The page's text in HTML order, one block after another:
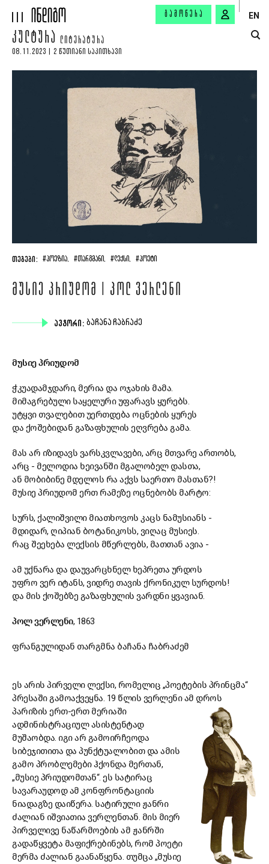
ᲒᲐᲛᲝᲬᲔᲠᲐ EN
ᲙᲣᲚᲢᲣᲠᲐ ᲚᲘᲢᲔᲠᲐᲢᲣᲠᲐ
08.11.2023 | 2 ᲬᲣᲗᲘᲐᲜᲘ ᲡᲐᲙᲘᲗᲮᲐᲕᲘ
ᲗᲔᲒᲔᲑᲘ: #ᲞᲝᲔᲖᲘᲐ, #ᲗᲐᲠᲒᲛᲐᲜᲘ, #ᲚᲔᲥᲡᲘ, #ᲞᲝᲔᲢᲘ
ᲛᲣᲡᲘᲔ ᲞᲠᲘᲣᲓᲝᲛ | ᲞᲝᲚ ᲕᲔᲠᲚᲔᲜᲘ
ᲐᲕᲢᲝᲠᲘ: ᲑᲐᲩᲐᲜᲐ ᲩᲐᲑᲠᲐᲫᲔ
მუსიე პრიუდომ
ჭკუადამჯდარი, მერია და ოჯახის მამა.
მიმაგრებული საყელური უფარავს ყურებს.
უტყვი თვალებით უერთდება ოცნების ყურეს
და ქოშებიდან გაზაფხულის ეღვრება გამა.
მას არ იზიდავს ვარსკვლავები, არც მთვარე ართობს,
არც - მელოდია ხეივანში მგალობელ დასთა,
ან მობიბინე მდელოს რა აქვს საერთო მასთან?!
მუსიე პრიუდომ ერთ რამეზე ოცნებობს მარტო:
სურს, ქალიშვილი მიათხოვოს კაცს ნამუსიანს -
მდიდარ, ღიპიან ბოტანიკოსს, ვიღაც მუსიეს.
რაც შეეხება ლექსის მწერლებს, მათთან ავია -
ამ უქნარა და დაუვარცხნელ ხეპრეთა ურდოს
უფრო ვერ იტანს, ვიდრე თავის ქრონიკულ სურდოს!
და მის ქოშებზე გაზაფხულის ვარდნი ყვავიან.
პოლ ვერლენი, 1863
ფრანგულიდან თარგმნა ბაჩანა ჩაბრაძემ
ეს არის პირველი ლექსი, რომელიც „პოეტების პრინცმა“
პრესაში გამოაქვეყნა. 19 წლის ვერლენი ამ დროს
პარიზის ერთ-ერთ მერიაში
ადმინისტრაციულ ასისტენტად
მუშაობდა. იგი არ გამოირჩეოდა
სიბეჯითითა და პუნქტუალობით და ამის
გამო პრობლემები ჰქონდა მერთან,
„მუსიე პრიუდომთან“. ეს სატირაც
სავარაუდოდ ამ კონფრონტაციის
ნიადაგზე დაიწერა. სატირული ჟანრი
ძალიან იშვიათია ვერლენთან. მის მიერ
პირველივე ნაწარმოების ამ ჟანრში
გადაწყვეტა მაფიქრებინებს, რომ პოეტი
მერმა ძალიან გაანაწყენა. თუმცა „მუსიე